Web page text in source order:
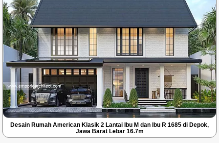
Desain Rumah American Klasik 2 Lantai Ibu M dan Ibu R 1685 di Depok,
Jawa Barat Lebar 16.7m